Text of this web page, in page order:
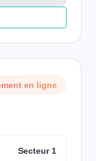
en ligne
Secteur 1